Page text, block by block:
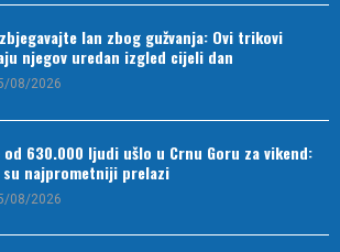
lan zbog gužvanja: Ovi trikovi
njegov uredan izgled cijeli dan
08/2026
od 630.000 ljudi ušlo u Crnu Goru za vikend:
su najprometniji prelazi
08/2026